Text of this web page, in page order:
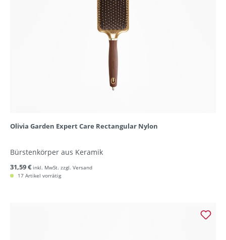
Olivia Garden Expert Care Rectangular Nylon
Bürstenkörper aus Keramik
31,59 € inkl. MwSt. zzgl. Versand
17 Artikel vorrätig